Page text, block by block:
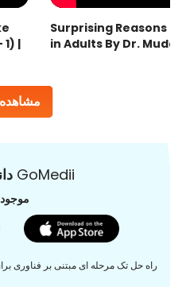
|
Surprising Reasons
in Adults By Dr.
برنامه GoMedii
راه حل تک مرحله ای مبتنی بر فناوری